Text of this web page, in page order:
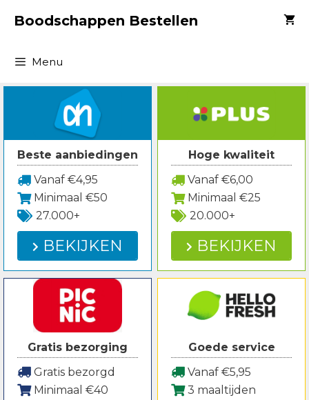
naarBoodschappen Bestellen
Menu
Beste aanbiedingen
Vanaf €4,95
Minimaal €50
27.000+
BEKIJKEN
Hoge kwaliteit
Vanaf €6,00
Minimaal €25
20.000+
BEKIJKEN
Gratis bezorging
Gratis bezorgd
Minimaal €40
Goede service
Vanaf €5,95
3 maaltijden